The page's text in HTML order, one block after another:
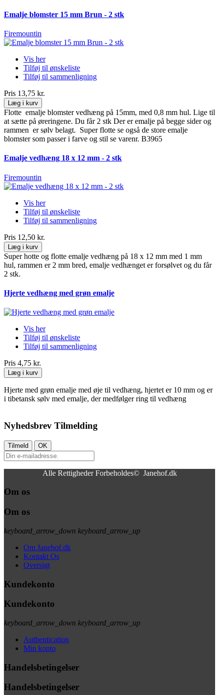
Emalje blomster 15 mm Brun - 2 stk
Firemountin
Vis her
Tilføj til ønskeliste
Tilføj til sammenligning
Pris 13,75 kr.
Læg i kurv
Flotte emalje blomster vedhæng på 15mm, med 0,8 mm hul. Lige til
at sætte på øreringene. Du får 2 stk Der er emalje på begge sider og
rammen er sølv belagt. Super flotte se også de store emalje
blomster som passer i farve og stil se varenr. B3965
Emalje vedhæng 18 x 12 mm - 2 stk
Firemountin
Vis her
Tilføj til ønskeliste
Tilføj til sammenligning
Pris 12,50 kr.
Læg i kurv
Super hotte og flotte emalje vedhæng på 18 x 12 mm med 1 mm
hul, rammen er 2 mm bred, emalje vedhænget er forsølvet og du får
2 stk.
Hjerte vedhæng med grøn emalje
Vis her
Tilføj til ønskeliste
Tilføj til sammenligning
Pris 4,75 kr.
Læg i kurv
Hjerte med grøn emalje med øje til vedhæng, hjertet er 10 mm og er
i tibetansk sølv med emalje, der medfølger ring til vedhæng
Nyhedsbrev Tilmelding
Alle Rettigheder Forbeholdes© Janehof.dk
Om os
Om os
keyboard_arrow_down keyboard_arrow_up
Om Janehof.dk
Kontakt Os
Oversigt
Kundekonto
Kundekonto
keyboard_arrow_down keyboard_arrow_up
Authentication
Min konto
Handelsbetingelser
Handelsbetingelser